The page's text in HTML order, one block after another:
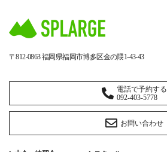
〒812-0863福岡県福岡市博多区金の隈1-43-43
電話で予約する
092-403-5778
お問い合わせ